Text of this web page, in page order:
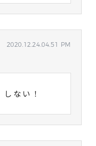
2020.12.24.04.51 PM
ない！